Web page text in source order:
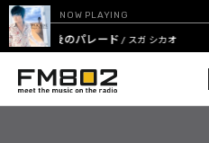
NOW PLAYING
午後のパレード / スガ シカオ